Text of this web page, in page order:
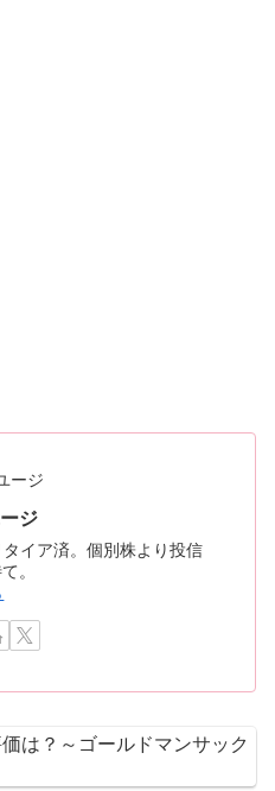
ジ
イア済。個別株より投信
。
は？～ゴールドマンサック